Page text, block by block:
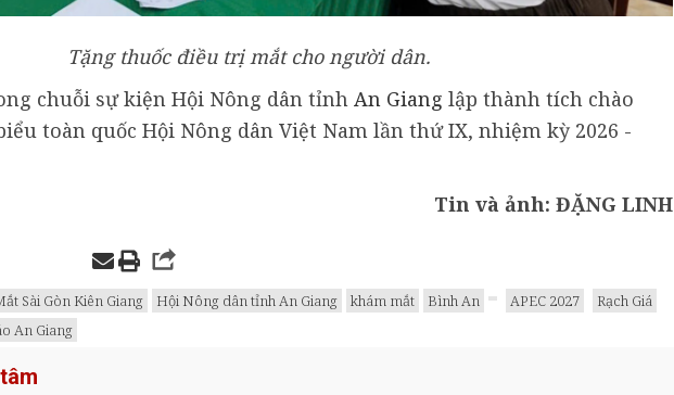
Tặng thuốc điều trị mắt cho người dân.
chuỗi sự kiện Hội Nông dân tỉnh An Giang lập thành tích chào
toàn quốc Hội Nông dân Việt Nam lần thứ IX, nhiệm kỳ 2026 -
Tin và ảnh: ĐẶNG LINH
Sài Gòn Kiên Giang Hội Nông dân tỉnh An Giang khám mắt Bình An APEC 2027
Rạch Giá
An Giang